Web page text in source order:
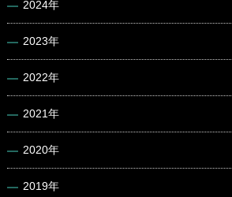
2024年
2023年
2022年
2021年
2020年
2019年